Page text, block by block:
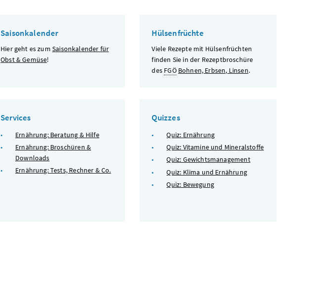
Saisonkalender
Hier geht es zum Saisonkalender für
Obst & Gemüse!
Hülsenfrüchte
Viele Rezepte mit Hülsenfrüchten
finden Sie in der Rezeptbroschüre
des FGÖ Bohnen, Erbsen, Linsen.
Services
Ernährung: Beratung & Hilfe
Ernährung: Broschüren &
Downloads
Ernährung: Tests, Rechner & Co.
Quizzes
Quiz: Ernährung
Quiz: Vitamine und Mineralstoffe
Quiz: Gewichtsmanagement
Quiz: Klima und Ernährung
Quiz: Bewegung